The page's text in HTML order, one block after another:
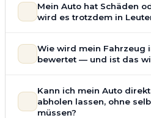
Mein Auto hat Schäden
wird es trotzdem in
Motorschaden,
allgemeinem Reparaturbedarf
Bewertung ein. Anders als
wir den realen Zustand und die
Wie wird mein Fahrzeug
bewertet — und ist das
Leutenberg ist vollständig
prüfen Marke, Modell, Baujahr,
Kann ich mein Auto
abholen lassen, ohne
müssen?